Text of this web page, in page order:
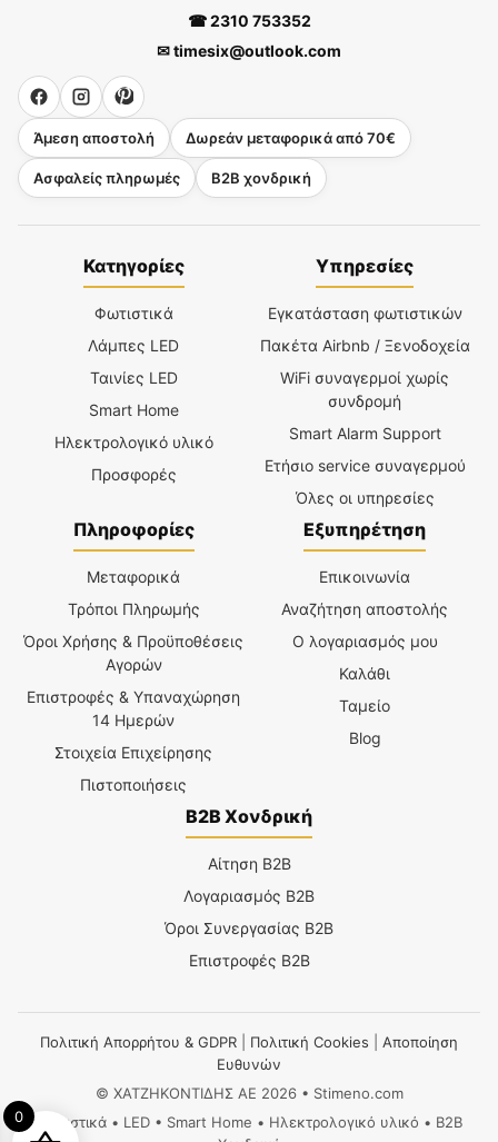
☎ 2310 753352
✉ timesix@outlook.com
Άμεση αποστολή Δωρεάν μεταφορικά από 70€
Ασφαλείς πληρωμές B2B χονδρική
Κατηγορίες
Φωτιστικά
Λάμπες LED
Ταινίες LED
Smart Home
Ηλεκτρολογικό υλικό
Προσφορές
Υπηρεσίες
Εγκατάσταση φωτιστικών
Πακέτα Airbnb / Ξενοδοχεία
WiFi συναγερμοί χωρίς
συνδρομή
Smart Alarm Support
Ετήσιο service συναγερμού
Όλες οι υπηρεσίες
Πληροφορίες
Μεταφορικά
Τρόποι Πληρωμής
Όροι Χρήσης & Προϋποθέσεις
Αγορών
Επιστροφές & Υπαναχώρηση
14 Ημερών
Στοιχεία Επιχείρησης
Πιστοποιήσεις
Εξυπηρέτηση
Επικοινωνία
Αναζήτηση αποστολής
Ο λογαριασμός μου
Καλάθι
Ταμείο
Blog
B2B Χονδρική
Αίτηση B2B
Λογαριασμός B2B
Όροι Συνεργασίας B2B
Επιστροφές B2B
Πολιτική Απορρήτου & GDPR Πολιτική Cookies
Αποποίηση
Ευθυνών
© ΧΑΤΖΗΚΟΝΤΙΔΗΣ ΑΕ 2026 • Stimeno.com
Φωτιστικά • LED • Smart Home • Ηλεκτρολογικό υλικό • B2B
0